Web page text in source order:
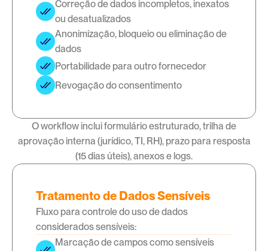
Correção de dados incompletos, inexatos
ou desatualizados
Anonimização, bloqueio ou eliminação de
dados
Portabilidade para outro fornecedor
Revogação do consentimento
O workflow inclui formulário estruturado, trilha de
aprovação interna (jurídico, TI, RH), prazo para resposta
(15 dias úteis), anexos e logs.
Tratamento de Dados Sensíveis
Fluxo para controle do uso de dados
considerados sensíveis:
Marcação de campos como sensíveis